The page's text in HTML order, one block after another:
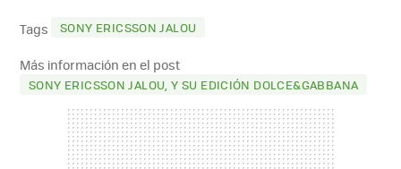
MAIL
Tags SONY ERICSSON JALOU
Más información en el post
SONY ERICSSON JALOU, Y SU EDICIÓN DOLCE&GABBANA